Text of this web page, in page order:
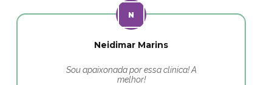
Neidimar Marins
Sou apaixonada por essa clínica! A
melhor!